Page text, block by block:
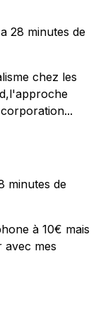
28 minutes de
chez les
minutes de
à 10€ mais
avec mes